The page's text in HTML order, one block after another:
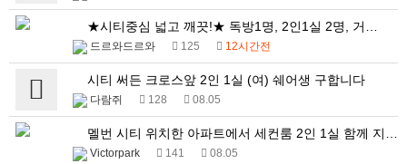
★시티중심 넓고 깨끗!★ 독방1명, 2인1실 2명, 거…
드르와드르와 125 12시간전
시티 써든 크로스앞 2인 1실 (여) 쉐어생 구합니다
다람쥐 128 08.05
멜번 시티 위치한 아파트에서 세컨룸 2인 1실 함께 지…
Victorpark 141 08.05